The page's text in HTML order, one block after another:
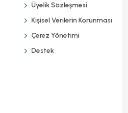
Üyelik Sözleşmesi
Kişisel Verilerin Korunması
Çerez Yönetimi
Destek